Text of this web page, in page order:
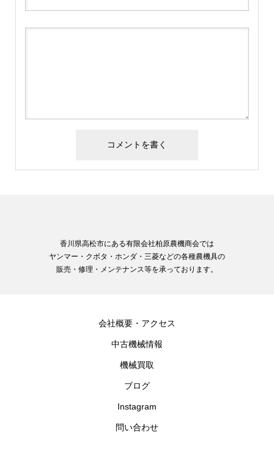
香川県高松市にある有限会社柏原農機商会では
ヤンマー・クボタ・ホンダ・三菱などの各種農機具の
販売・修理・メンテナンス等を承っております。
会社概要・アクセス
中古機械情報
機械買取
ブログ
Instagram
問い合わせ